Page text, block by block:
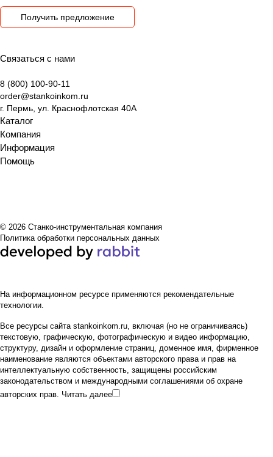
Получить предложение
Связаться с нами
8 (800) 100-90-11
order@stankoinkom.ru
г. Пермь, ул. Краснофлотская 40А
Каталог
Компания
Информация
Помощь
© 2026 Станко-инструментальная компания
Политика обработки персональных данных
На информационном ресурсе применяются рекомендательные
технологии.
Все ресурсы сайта stankoinkom.ru, включая (но не ограничиваясь)
текстовую, графическую, фотографическую и видео информацию,
структуру, дизайн и оформление страниц, доменное имя, фирменное
наименование являются объектами авторского права и прав на
интеллектуальную собственность, защищены российским
законодательством и международными соглашениями об охране
авторских прав. Читать далее